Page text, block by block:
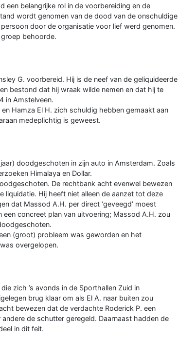
een belangrijke rol in de voorbereiding en de
wordt genomen van de dood van de onschuldige
door de organisatie voor lief werd genomen.
behoorde.
G. voorbereid. Hij is de neef van de geliquideerde
bestond dat hij wraak wilde nemen en dat hij te
in Amstelveen.
Hamza El H. zich schuldig hebben gemaakt aan
medeplichtig is geweest.
doodgeschoten in zijn auto in Amsterdam. Zoals
Himalaya en Dollar.
De rechtbank acht evenwel bewezen
liquidatie. Hij heeft niet alleen de aanzet tot deze
dat Massod A.H. per direct ‘geveegd’ moest
concreet plan van uitvoering; Massod A.H. zou
(groot) probleem was geworden en het
overgelopen.
zich ’s avonds in de Sporthallen Zuid in
brug klaar om als El A. naar buiten zou
bewezen dat de verdachte Roderick P. een
de schutter geregeld. Daarnaast hadden de
in dit feit.